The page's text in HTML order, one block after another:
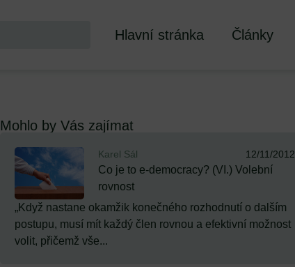
Hlavní stránka Články
Mohlo by Vás zajímat
Karel Sál 12/11/2012
Co je to e-democracy? (VI.) Volební
rovnost
„Když nastane okamžik konečného rozhodnutí o dalším
postupu, musí mít každý člen rovnou a efektivní možnost
volit, přičemž vše...